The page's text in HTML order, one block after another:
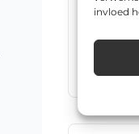
invloed
klasse
op